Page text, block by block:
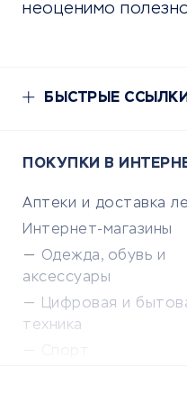
неоценимо
БЫСТРЫЕ ССЫЛКИ
ПОКУПКИ В
Аптеки и доставка
Интернет-магазины
Одежда, обувь и
аксессуары
Цифровая и
техника